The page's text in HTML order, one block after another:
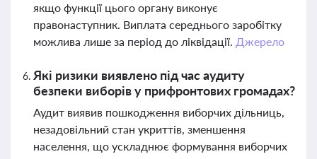
якщо функції цього органу виконує
правонаступник. Виплата середнього заробітку
можлива лише за період до ліквідації. Джерело
Які ризики виявлено під час аудиту
безпеки виборів у прифронтових громадах?
Аудит виявив пошкодження виборчих дільниць,
незадовільний стан укриттів, зменшення
населення, що ускладнює формування виборчих